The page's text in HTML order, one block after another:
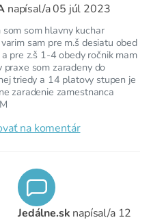
napísal/a05 júl 2023
som som hlavny kuchar
sam pre m.š desiatu obed
pre z.š 1-4 obedy ročnik mam
praxe som zaradeny do
triedy a 14 platovy stupen je
zaradenie zamestnanca
na komentár
Jedálne.sk napísal/a 12